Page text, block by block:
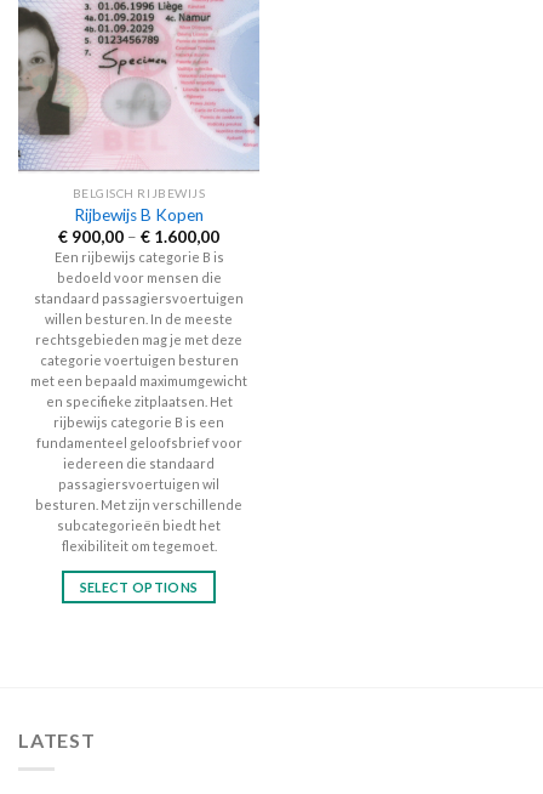
be
chosen
on
the
product
BELGISCH RIJBEWIJS
Rijbewijs B Kopen
€ 900,00 – € 1.600,00Price
range:
€ 900,00
through
€ 1.600,00
Een rijbewijs categorie B is
bedoeld voor mensen die
standaard passagiersvoertuigen
willen besturen. In de meeste
rechtsgebieden mag je met deze
categorie voertuigen besturen
met een bepaald maximumgewicht
en specifieke zitplaatsen. Het
rijbewijs categorie B is een
fundamenteel geloofsbrief voor
iedereen die standaard
passagiersvoertuigen wil
besturen. Met zijn verschillende
subcategorieën biedt het
flexibiliteit om tegemoet.
SELECT OPTIONS
LATEST